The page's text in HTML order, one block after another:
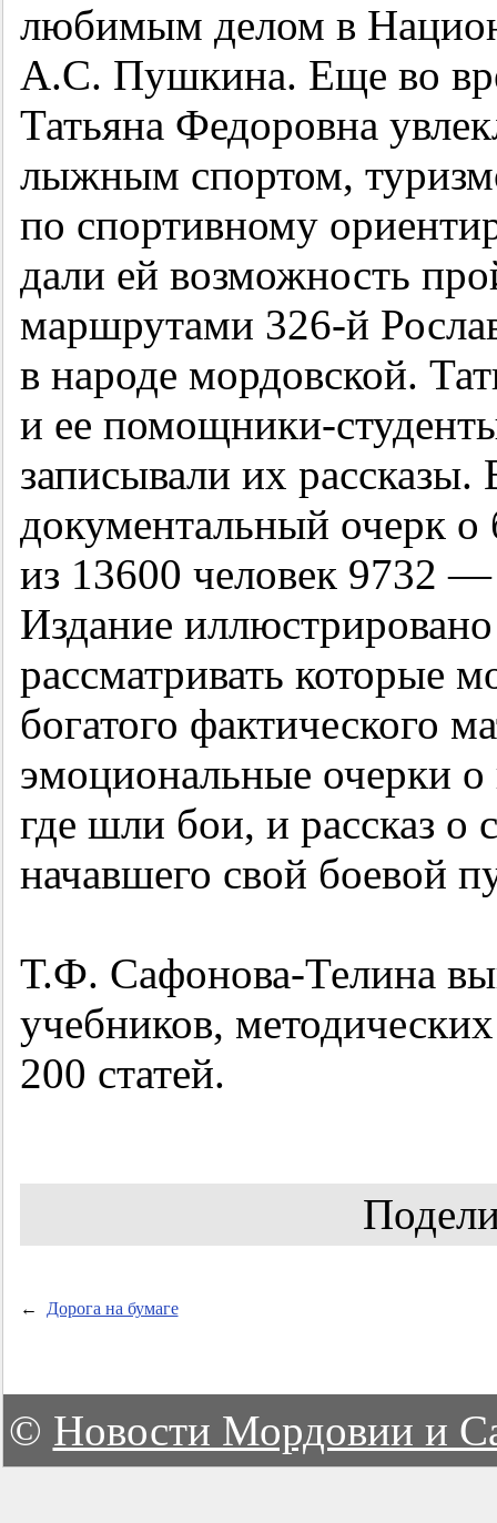
любимым делом в
А.С. Пушкина. Еще во
Татьяна Федоровна
лыжным спортом,
по спортивному
дали ей возможность
маршрутами 326-й
в народе мордовской.
и ее помощники-
записывали их рассказы.
документальный очерк о
из 13600 человек 9732
Издание
рассматривать которые
богатого фактического
эмоциональные очерки о
где шли бои, и рассказ о
начавшего свой боевой
Т.Ф. Сафонова-Телина
учебников,
200 статей.
← Дорога на бумаге
© Новости Мордовии и